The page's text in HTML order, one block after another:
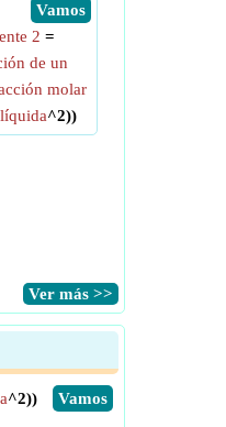
​ Vamos
2 =
de un
molar
^2))
​Ver más >>
​Vamos
^2))